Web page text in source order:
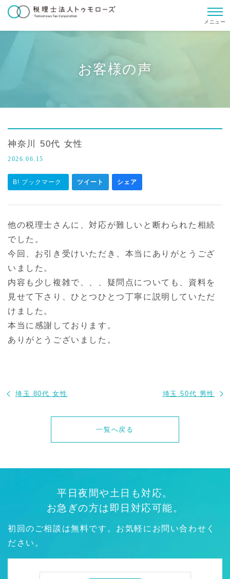
メニュー
お客様の声
神奈川 50代 女性
2026.06.15
B! ブックマーク ツイート シェア
他の税理士さんに、対応が難しいと断わられた相続
でした。
今回、お引き受けいただき、本当にありがとうござ
いました。
内容も少し複雑で、、、疑問点についても、資料を
見せて下さり、ひとつひとつ丁寧に説明していただ
けました。
本当に感謝しております。
ありがとうございました。
埼玉 80代 女性
一覧へ戻る
埼玉 50代 男性
平日夜間や土日も対応。
お急ぎの方は即日対応可能。
初回のご相談は無料です。お気軽にお問い合わせく
ださい。